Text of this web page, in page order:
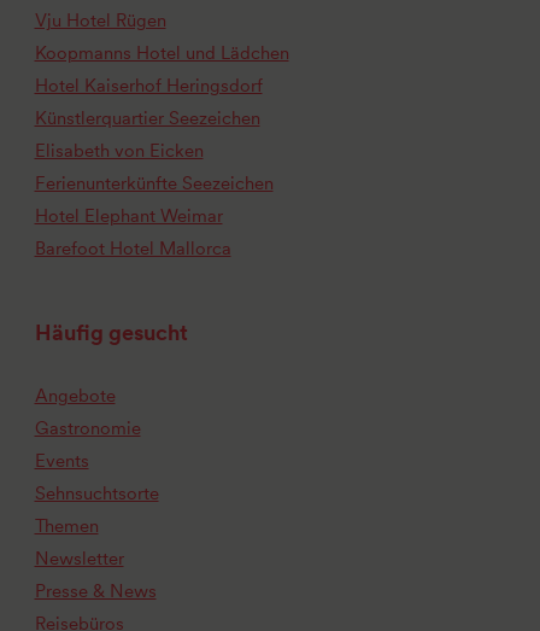
Vju Hotel Rügen
Koopmanns Hotel und Lädchen
Hotel Kaiserhof Heringsdorf
Künstlerquartier Seezeichen
Elisabeth von Eicken
Ferienunterkünfte Seezeichen
Hotel Elephant Weimar
Barefoot Hotel Mallorca
Häufig gesucht
Angebote
Gastronomie
Events
Sehnsuchtsorte
Themen
Newsletter
Presse & News
Reisebüros